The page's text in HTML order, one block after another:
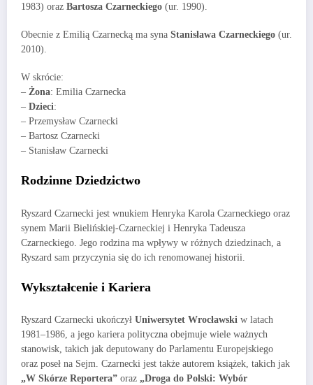
1983) oraz Bartosza Czarneckiego (ur. 1990).
Obecnie z Emilią Czarnecką ma syna Stanisława Czarneckiego (ur.
2010).
W skrócie:
– Żona: Emilia Czarnecka
– Dzieci:
– Przemysław Czarnecki
– Bartosz Czarnecki
– Stanisław Czarnecki
Rodzinne Dziedzictwo
Ryszard Czarnecki jest wnukiem Henryka Karola Czarneckiego oraz
synem Marii Bielińskiej-Czarneckiej i Henryka Tadeusza
Czarneckiego. Jego rodzina ma wpływy w różnych dziedzinach, a
Ryszard sam przyczynia się do ich renomowanej historii.
Wykształcenie i Kariera
Ryszard Czarnecki ukończył Uniwersytet Wrocławski w latach
1981–1986, a jego kariera polityczna obejmuje wiele ważnych
stanowisk, takich jak deputowany do Parlamentu Europejskiego
oraz poseł na Sejm. Czarnecki jest także autorem książek, takich jak
„W Skórze Reportera” oraz „Droga do Polski: Wybór